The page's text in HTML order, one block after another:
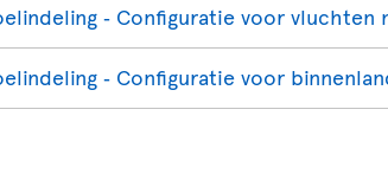
‐ Configuratie voor
‐ Configuratie voor